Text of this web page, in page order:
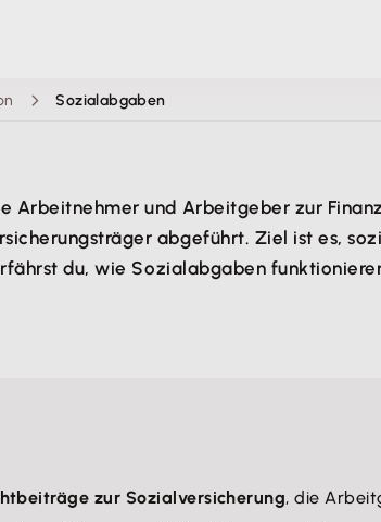
Sozialabgaben
Arbeitnehmer und Arbeitgeber zur
abgeführt. Ziel ist es,
du, wie Sozialabgaben
zur Sozialversicherung, die